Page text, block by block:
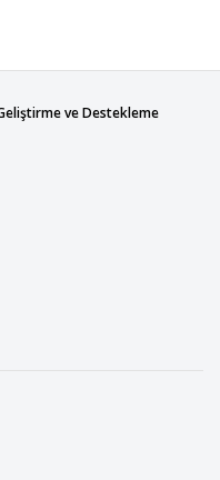
ve Destekleme